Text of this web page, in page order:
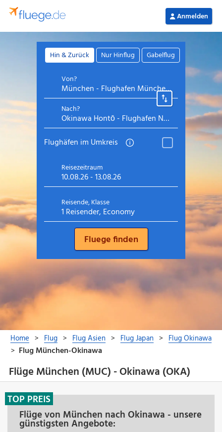
Flüge München (MUC) - Okinawa (OKA)
Flüge von München nach Okinawa - unsere
günstigsten Angebote:
TOP PREIS